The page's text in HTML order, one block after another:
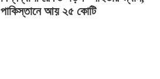
পাকিস্তানে আয় ২৫ কোটি